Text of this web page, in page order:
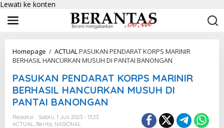
Lewati ke konten
Homepage / ACTUALPASUKAN PENDARAT KORPS MARINIR
BERHASIL HANCURKAN MUSUH DI PANTAI BANONGAN
PASUKAN PENDARAT KORPS MARINIR
BERHASIL HANCURKAN MUSUH DI
PANTAI BANONGAN
Redaksi
Sabtu, 1 Juli 2023 - 13:23
ACTUAL, Berita, NASIONAL